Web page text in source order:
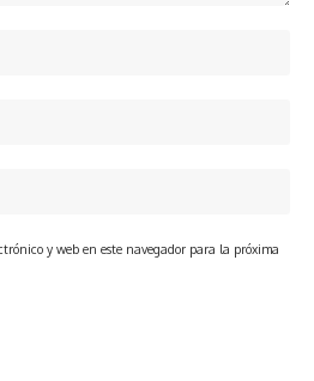
y web en este navegador para la próxima